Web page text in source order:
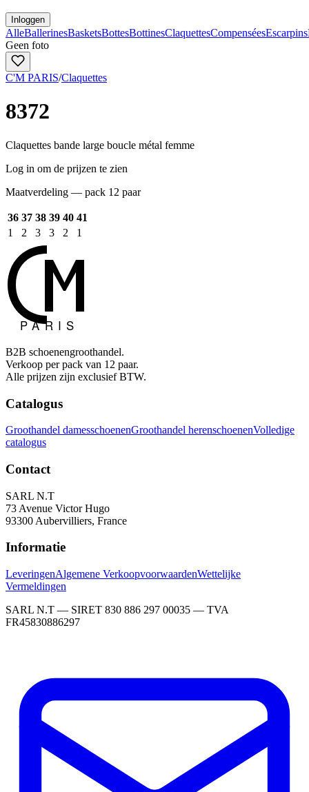
Inloggen
AlleBallerinesBasketsBottesBottinesClaquettesCompenséesEscarpins
Geen foto
C'M PARIS/Claquettes
8372
Claquettes bande large boucle métal femme
Log in om de prijzen te zien
Maatverdeling — pack 12 paar
36 37 38 39 40 41
1
2 3 3 2 1
B2B schoenengroothandel.
Verkoop per pack van 12 paar.
Alle prijzen zijn exclusief BTW.
Catalogus
Groothandel damesschoenenGroothandel herenschoenenVolledige
catalogus
Contact
SARL N.T
73 Avenue Victor Hugo
93300 Aubervilliers, France
Informatie
LeveringenAlgemene VerkoopvoorwaardenWettelijke
Vermeldingen
SARL N.T — SIRET 830 886 297 00035 — TVA
FR45830886297